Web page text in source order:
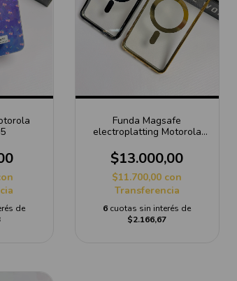
de
Funda Magsafe
electroplatting Motorola
$13.000,00
$11.700,00 con
Transferencia
6 cuotas sin interés de
$2.166,67